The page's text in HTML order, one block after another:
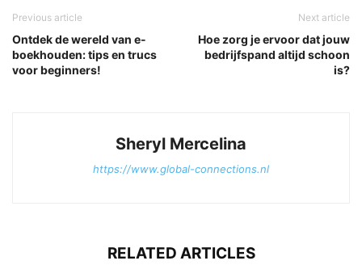
Previous article
Ontdek de wereld van e-
boekhouden: tips en trucs
voor beginners!
Next article
Hoe zorg je ervoor dat jouw
bedrijfspand altijd schoon
is?
Sheryl Mercelina
https://www.global-connections.nl
RELATED ARTICLES